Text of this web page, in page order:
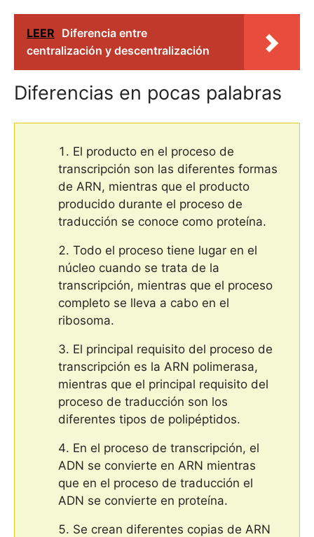
LEER Diferencia entre
centralización y descentralización
Diferencias en pocas palabras
El producto en el proceso de
transcripción son las diferentes formas
de ARN, mientras que el producto
producido durante el proceso de
traducción se conoce como proteína.
Todo el proceso tiene lugar en el
núcleo cuando se trata de la
transcripción, mientras que el proceso
completo se lleva a cabo en el
ribosoma.
El principal requisito del proceso de
transcripción es la ARN polimerasa,
mientras que el principal requisito del
proceso de traducción son los
diferentes tipos de polipéptidos.
En el proceso de transcripción, el
ADN se convierte en ARN mientras
que en el proceso de traducción el
ADN se convierte en proteína.
Se crean diferentes copias de ARN